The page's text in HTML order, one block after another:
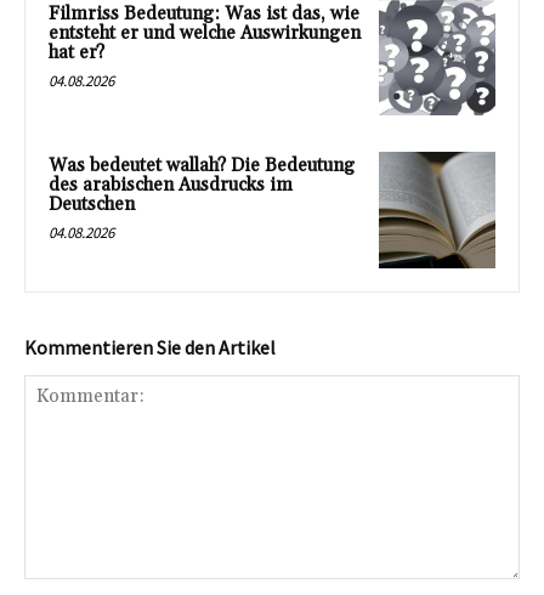
Filmriss Bedeutung: Was ist das, wie
entsteht er und welche Auswirkungen
hat er?
04.08.2026
Was bedeutet wallah? Die Bedeutung
des arabischen Ausdrucks im
Deutschen
04.08.2026
Kommentieren Sie den Artikel